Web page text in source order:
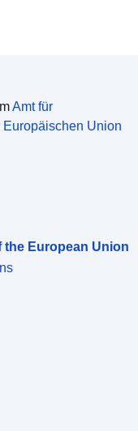
Amt für
Union
the European Union